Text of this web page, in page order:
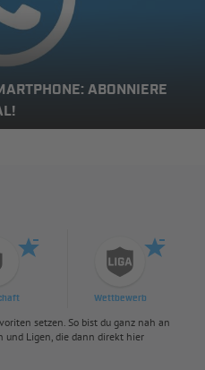
ABONNIERE
Wettbewerb
setzen. So bist du ganz nah an
und Ligen, die dann direkt hier